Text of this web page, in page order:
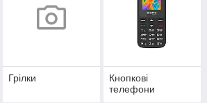
Грілки
Кнопкові
телефони